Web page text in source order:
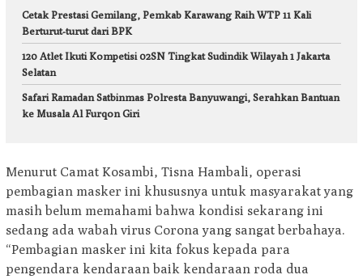
Cetak Prestasi Gemilang, Pemkab Karawang Raih WTP 11 Kali
Berturut-turut dari BPK
120 Atlet Ikuti Kompetisi 02SN Tingkat Sudindik Wilayah 1 Jakarta
Selatan
Safari Ramadan Satbinmas Polresta Banyuwangi, Serahkan Bantuan
ke Musala Al Furqon Giri
Menurut Camat Kosambi, Tisna Hambali, operasi
pembagian masker ini khususnya untuk masyarakat yang
masih belum memahami bahwa kondisi sekarang ini
sedang ada wabah virus Corona yang sangat berbahaya.
“Pembagian masker ini kita fokus kepada para
pengendara kendaraan baik kendaraan roda dua